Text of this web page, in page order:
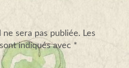
sera pas publiée. Les
indiqués avec *